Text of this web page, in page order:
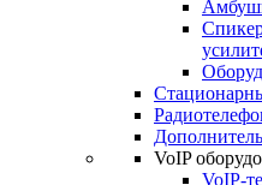
VoIP
VoIP-